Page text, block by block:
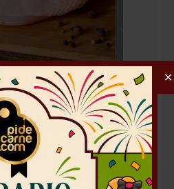
DE POLLO CON HUESO
en pedido: 1pza/s-ud/s
unidad: 0.45
kg
4,80 € / KG